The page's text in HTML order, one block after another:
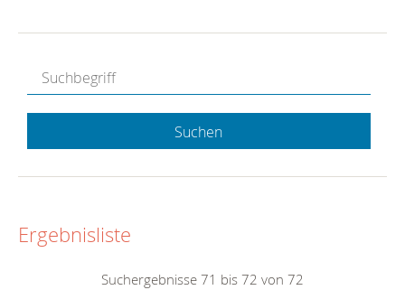
Suchen
Ergebnisliste
Suchergebnisse 71 bis 72 von 72